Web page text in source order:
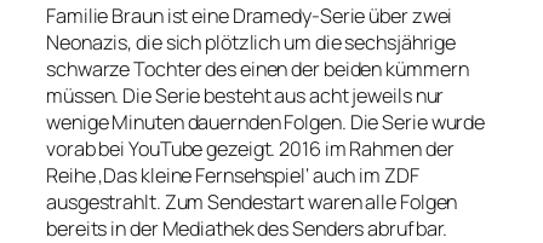
Familie Braun ist eine Dramedy-Serie über zwei
Neonazis, die sich plötzlich um die sechsjährige
schwarze Tochter des einen der beiden kümmern
müssen. Die Serie besteht aus acht jeweils nur
wenige Minuten dauernden Folgen. Die Serie wurde
vorab bei YouTube gezeigt. 2016 im Rahmen der
Reihe ‚Das kleine Fernsehspiel‘ auch im ZDF
ausgestrahlt. Zum Sendestart waren alle Folgen
bereits in der Mediathek des Senders abrufbar.